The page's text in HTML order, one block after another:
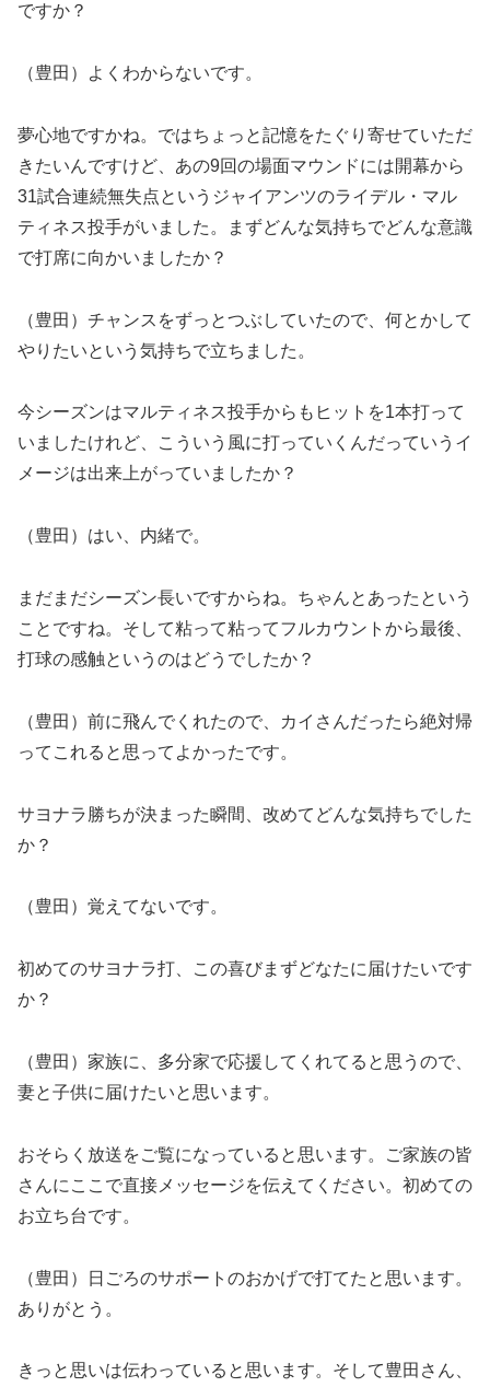
ですか？
（豊田）よくわからないです。
夢心地ですかね。ではちょっと記憶をたぐり寄せていただ
きたいんですけど、あの9回の場面マウンドには開幕から
31試合連続無失点というジャイアンツのライデル・マル
ティネス投手がいました。まずどんな気持ちでどんな意識
で打席に向かいましたか？
（豊田）チャンスをずっとつぶしていたので、何とかして
やりたいという気持ちで立ちました。
今シーズンはマルティネス投手からもヒットを1本打って
いましたけれど、こういう風に打っていくんだっていうイ
メージは出来上がっていましたか？
（豊田）はい、内緒で。
まだまだシーズン長いですからね。ちゃんとあったという
ことですね。そして粘って粘ってフルカウントから最後、
打球の感触というのはどうでしたか？
（豊田）前に飛んでくれたので、カイさんだったら絶対帰
ってこれると思ってよかったです。
サヨナラ勝ちが決まった瞬間、改めてどんな気持ちでした
か？
（豊田）覚えてないです。
初めてのサヨナラ打、この喜びまずどなたに届けたいです
か？
（豊田）家族に、多分家で応援してくれてると思うので、
妻と子供に届けたいと思います。
おそらく放送をご覧になっていると思います。ご家族の皆
さんにここで直接メッセージを伝えてください。初めての
お立ち台です。
（豊田）日ごろのサポートのおかげで打てたと思います。
ありがとう。
きっと思いは伝わっていると思います。そして豊田さん、